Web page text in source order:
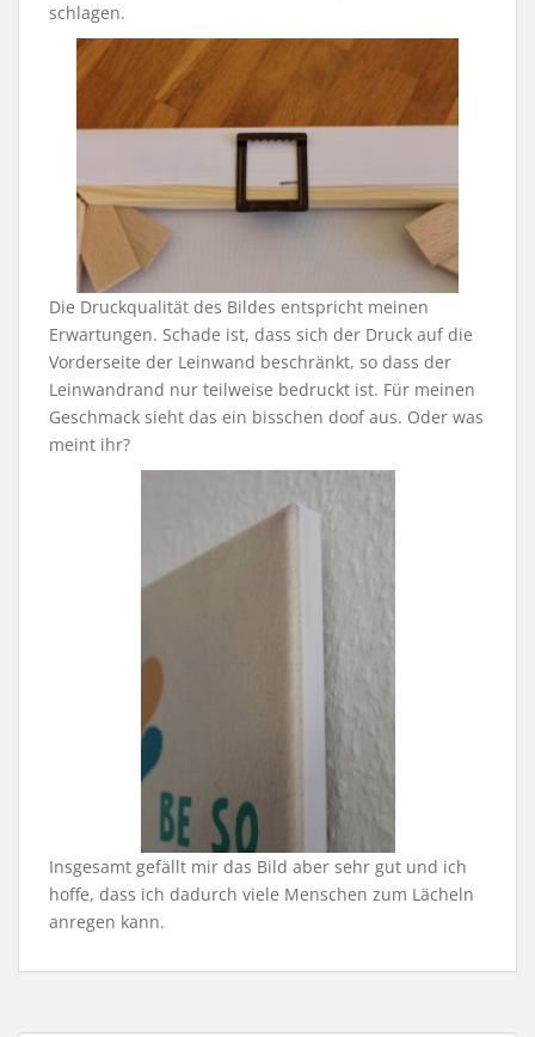
schlagen.
Die Druckqualität des Bildes entspricht meinen
Erwartungen. Schade ist, dass sich der Druck auf die
Vorderseite der Leinwand beschränkt, so dass der
Leinwandrand nur teilweise bedruckt ist. Für meinen
Geschmack sieht das ein bisschen doof aus. Oder was
meint ihr?
Insgesamt gefällt mir das Bild aber sehr gut und ich
hoffe, dass ich dadurch viele Menschen zum Lächeln
anregen kann.